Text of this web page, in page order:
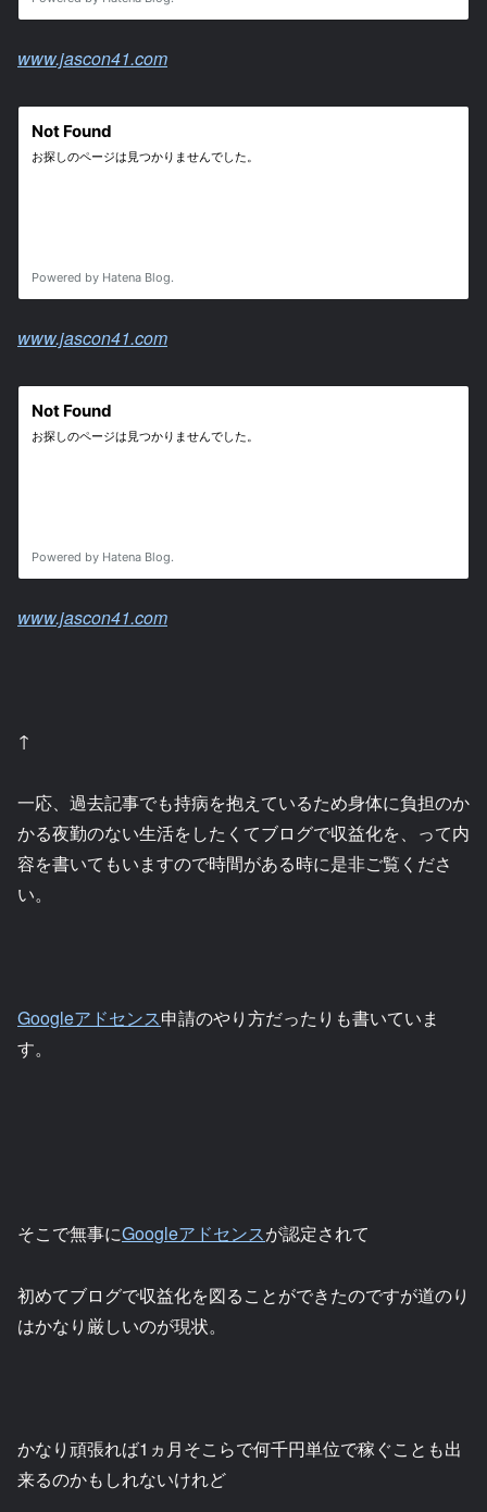
www.jascon41.com
www.jascon41.com
www.jascon41.com
↑
一応、過去記事でも持病を抱えているため身体に負担のか
かる夜勤のない生活をしたくてブログで収益化を、って内
容を書いてもいますので時間がある時に是非ご覧くださ
い。
Googleアドセンス申請のやり方だったりも書いていま
す。
そこで無事にGoogleアドセンスが認定されて
初めてブログで収益化を図ることができたのですが道のり
はかなり厳しいのが現状。
かなり頑張れば1ヵ月そこらで何千円単位で稼ぐことも出
来るのかもしれないけれど